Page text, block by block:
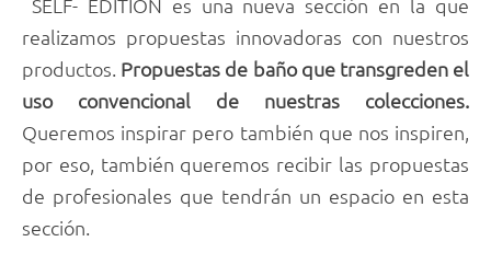
realizamos propuestas innovadoras con nues­tros
productos. Propuestas de baño que transgreden el
uso convencional de nuestras colecciones.
Queremos inspirar pero también que nos inspiren,
por eso, también queremos recibir las propuestas
de profesionales que tendrán un espacio en esta
sección.